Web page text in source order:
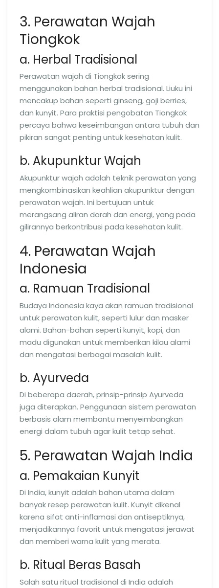
3. Perawatan Wajah
Tiongkok
a. Herbal Tradisional
Perawatan wajah di Tiongkok sering
menggunakan bahan herbal tradisional. Liuku ini
mencakup bahan seperti ginseng, goji berries,
dan kunyit. Para praktisi pengobatan Tiongkok
percaya bahwa keseimbangan antara tubuh dan
pikiran sangat penting untuk kesehatan kulit.
b. Akupunktur Wajah
Akupunktur wajah adalah teknik perawatan yang
mengkombinasikan keahlian akupunktur dengan
perawatan wajah. Ini bertujuan untuk
merangsang aliran darah dan energi, yang pada
gilirannya berkontribusi pada kesehatan kulit.
4. Perawatan Wajah
Indonesia
a. Ramuan Tradisional
Budaya Indonesia kaya akan ramuan tradisional
untuk perawatan kulit, seperti lulur dan masker
alami. Bahan-bahan seperti kunyit, kopi, dan
madu digunakan untuk memberikan kilau alami
dan mengatasi berbagai masalah kulit.
b. Ayurveda
Di beberapa daerah, prinsip-prinsip Ayurveda
juga diterapkan. Penggunaan sistem perawatan
berbasis alam membantu menyeimbangkan
energi dalam tubuh agar kulit tetap sehat.
5. Perawatan Wajah India
a. Pemakaian Kunyit
Di India, kunyit adalah bahan utama dalam
banyak resep perawatan kulit. Kunyit dikenal
karena sifat anti-inflamasi dan antiseptiknya,
menjadikannya favorit untuk mengatasi jerawat
dan memberi warna kulit yang merata.
b. Ritual Beras Basah
Salah satu ritual tradisional di India adalah